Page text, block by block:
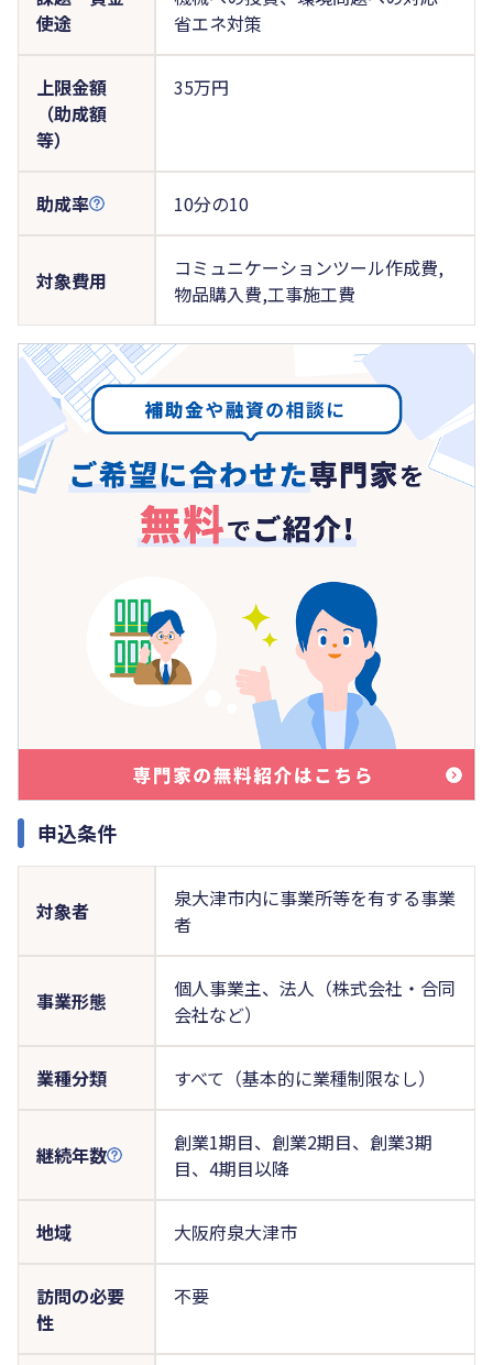
使途
省エネ対策
上限金額
（助成額
等）
35万円
助成率 10分の10
対象費用
コミュニケーションツール作成費,
物品購入費,工事施工費
申込条件
対象者
泉大津市内に事業所等を有する事業
者
事業形態
個人事業主、法人（株式会社・合同
会社など）
業種分類 すべて（基本的に業種制限なし）
継続年数
創業1期目、創業2期目、創業3期
目、4期目以降
地域 大阪府泉大津市
訪問の必要
性
不要